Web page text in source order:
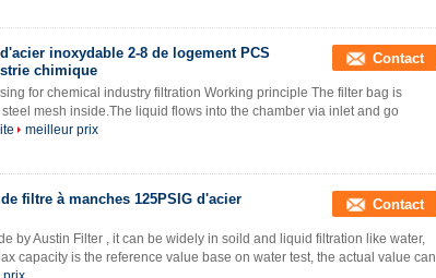
inoxydable 2-8 de logement PCS
chimique
Contact
for chemical industry filtration Working principle The filter bag is
mesh inside.The liquid flows into the chamber via inlet and go
meilleur prix
filtre à manches 125PSIG d'acier
Contact
by Austin Filter , it can be widely in soild and liquid filtration like water,
capacity is the reference value base on water test, the actual value can